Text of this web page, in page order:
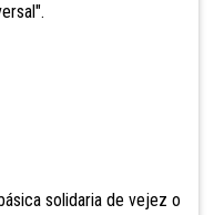
solidaria de vejez o